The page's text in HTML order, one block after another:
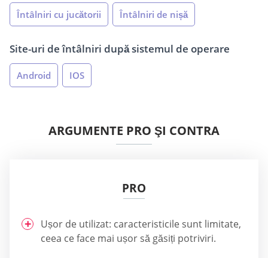
Întâlniri cu jucătorii Întâlniri de nișă
Site-uri de întâlniri după sistemul de operare
Android IOS
ARGUMENTE PRO ŞI CONTRA
PRO
Ușor de utilizat: caracteristicile sunt limitate,
ceea ce face mai ușor să găsiți potriviri.